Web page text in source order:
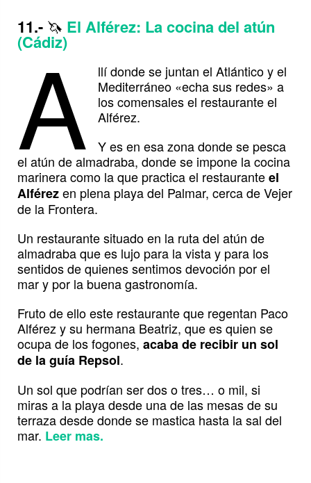
11.- 🦄 El Alférez: La cocina del atún
(Cádiz)
A
llí donde se juntan el Atlántico y el
Mediterráneo «echa sus redes» a
los comensales el restaurante el
Alférez.
Y es en esa zona donde se pesca
el atún de almadraba, donde se impone la cocina
marinera como la que practica el restauranteel
Alférezen plena playa del Palmar, cerca de Vejer
de la Frontera.
Un restaurante situado en la ruta del atún de
almadraba que es lujo para la vista y para los
sentidos de quienes sentimos devoción por el
mar y por la buena gastronomía.
Fruto de ello este restaurante que regentan Paco
Alférez y su hermana Beatriz, que es quien se
ocupa de los fogones, acaba de recibir un sol
de la guía Repsol.
Un sol que podrían ser dos o tres… o mil, si
miras a la playa desde una de las mesas de su
terraza desde donde se mastica hasta la sal del
mar. Leer mas.